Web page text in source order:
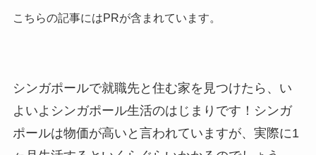
こちらの記事にはPRが含まれています。
シンガポールで就職先と住む家を見つけたら、い
よいよシンガポール生活のはじまりです！シンガ
ポールは物価が高いと言われていますが、実際に1